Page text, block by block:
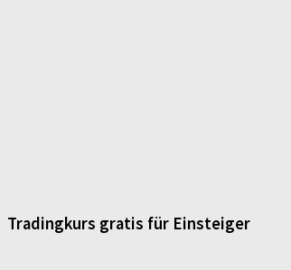
Tradingkurs gratis für Einsteiger